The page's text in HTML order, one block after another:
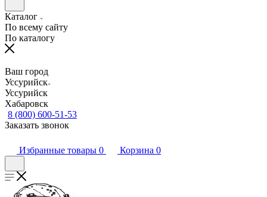
Каталог
По всему сайту
По каталогу
Ваш город
Уссурийск
Уссурийск
Хабаровск
8 (800) 600-51-53
Заказать звонок
Избранные товары 0 Корзина 0